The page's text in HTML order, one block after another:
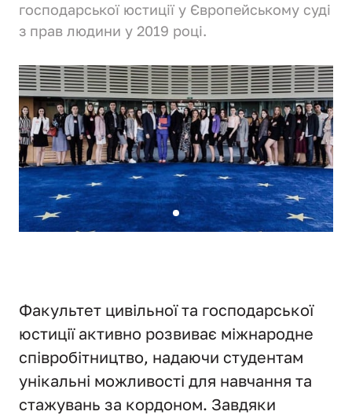
господарської юстиції у Європейському суді
з прав людини у 2019 році.
Slide 1 of 1
Факультет цивільної та господарської
юстиції активно розвиває міжнародне
співробітництво, надаючи студентам
унікальні можливості для навчання та
стажувань за кордоном. Завдяки